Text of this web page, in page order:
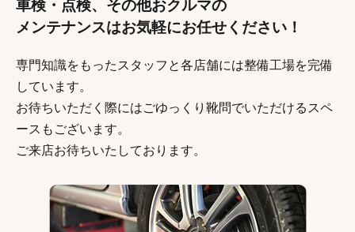
車検・点検、その他おクルマの
メンテナンスはお気軽にお任せください！
専門知識をもったスタッフと各店舗には整備工場を完備
しています。
お待ちいただく際にはごゆっくり靴問でいただけるスペ
ースもございます。
ご来店お待ちいたしております。